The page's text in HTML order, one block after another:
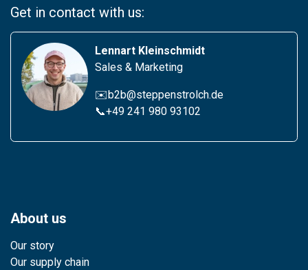
Get in contact with us:
Lennart Kleinschmidt
Sales & Marketing
✉️b2b@steppenstrolch.de
📞+49 241 980 93102
About us
Our story
Our supply chain